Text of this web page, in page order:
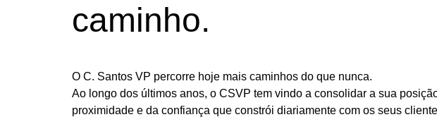
caminho.
O C. Santos VP percorre hoje mais caminhos do que nunca.
Ao longo dos últimos anos, o CSVP tem vindo a consolidar a sua
proximidade e da confiança que constrói diariamente com os seus